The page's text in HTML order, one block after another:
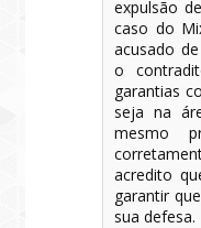
expulsão
caso do
acusado
o
garantias
seja na
mesmo
acredito
garantir
sua defesa.